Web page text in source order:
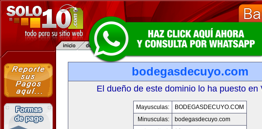
bodegasdecuyo.com
El dueño de este dominio lo ha puesto en
Mayusculas:
BODEGASDECUYO.COM
Minusculas:
bodegasdecuyo.com